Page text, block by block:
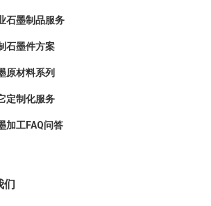
石墨制品服务
石墨件方案
原材料系列
定制化服务
加工FAQ问答
们